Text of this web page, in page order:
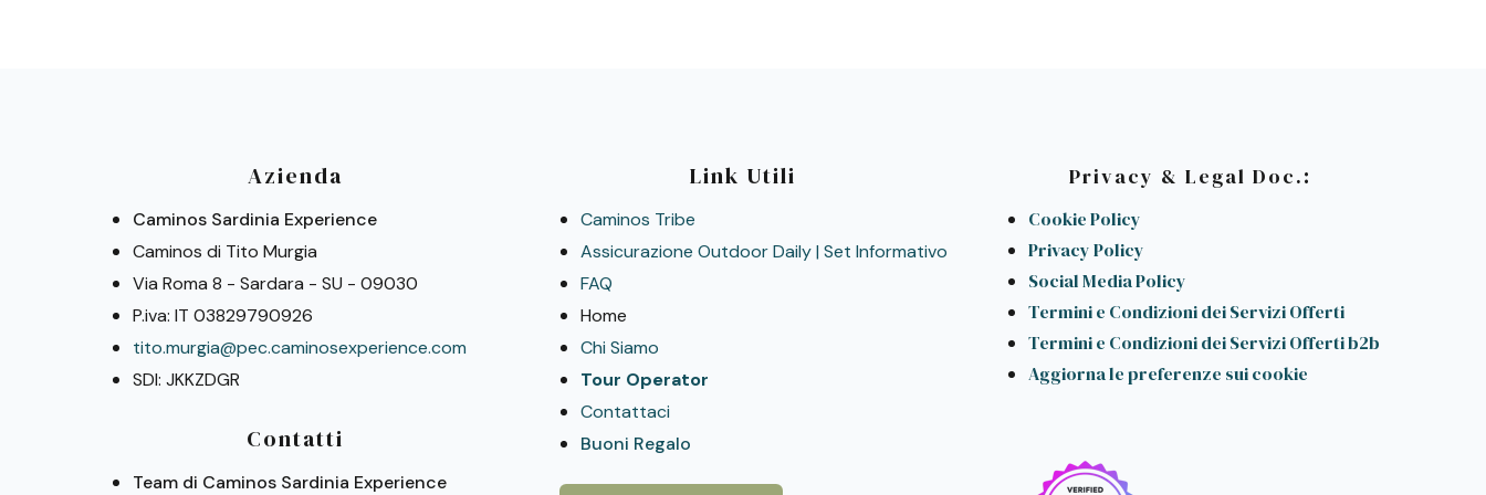
Azienda
Caminos Sardinia Experience
Caminos di Tito Murgia
Via Roma 8 - Sardara - SU - 09030
P.iva: IT 03829790926
tito.murgia@pec.caminosexperience.com
SDI: JKKZDGR
Contatti
Team di Caminos Sardinia Experience
Link Utili
Caminos Tribe
Assicurazione Outdoor Daily | Set Informativo
FAQ
Home
Chi Siamo
Tour Operator
Contattaci
Buoni Regalo
Privacy & Legal Doc.:
Cookie Policy
Privacy Policy
Social Media Policy
Termini e Condizioni dei Servizi Offerti
Termini e Condizioni dei Servizi Offerti b2b
Aggiorna le preferenze sui cookie